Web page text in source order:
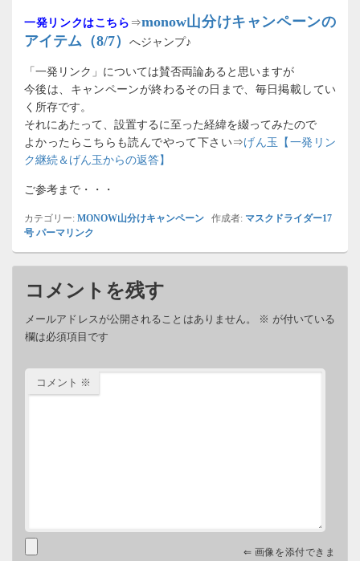
一発リンクはこちら ⇒monow山分けキャンペーンの
アイテム（8/7）
へジャンプ♪
「一発リンク」については賛否両論あると思いますが
今後は、キャンペーンが終わるその日まで、毎日掲載してい
く所存です。
それにあたって、設置するに至った経緯を綴ってみたので
よかったらこちらも読んでやって下さい⇒げん玉【一発リン
ク継続＆げん玉からの返答】
ご参考まで・・・
カテゴリー: MONOW山分けキャンペーン 作成者: マスクドライダー17
号 パーマリンク
コメントを残す
メールアドレスが公開されることはありません。 ※ が付いている
欄は必須項目です
コメント ※
⇐ 画像を添付できま